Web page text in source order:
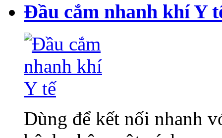
Đầu cắm nhanh khí Y
Dùng để kết nối nhanh